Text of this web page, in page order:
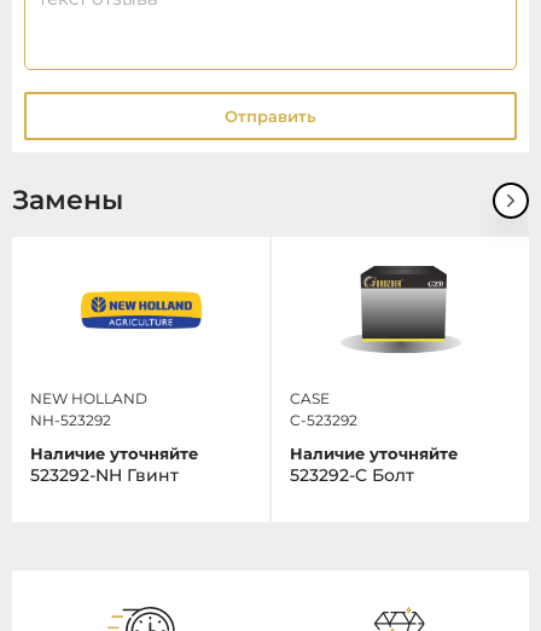
Отправить
Замены
NEW HOLLAND
NH-523292
Наличие уточняйте
523292-NH Гвинт
CASE
C-523292
Наличие уточняйте
523292-C Болт